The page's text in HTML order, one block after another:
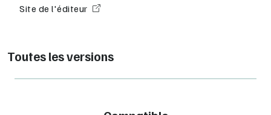
Site de l'éditeur
Toutes les versions